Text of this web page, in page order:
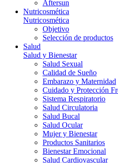
Aftersun
Nutricosmética
Nutricosmética
Objetivo
Selección de productos
Salud
Salud y Bienestar
Salud Sexual
Calidad de Sueño
Embarazo y Maternidad
Cuidado y Protección
Sistema Respiratorio
Salud Circulatoria
Salud Bucal
Salud Ocular
Mujer y Bienestar
Productos Sanitarios
Bienestar Emocional
Salud Cardiovascular